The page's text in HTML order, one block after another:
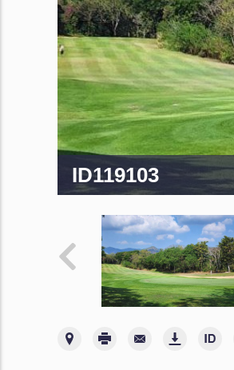
ID119103